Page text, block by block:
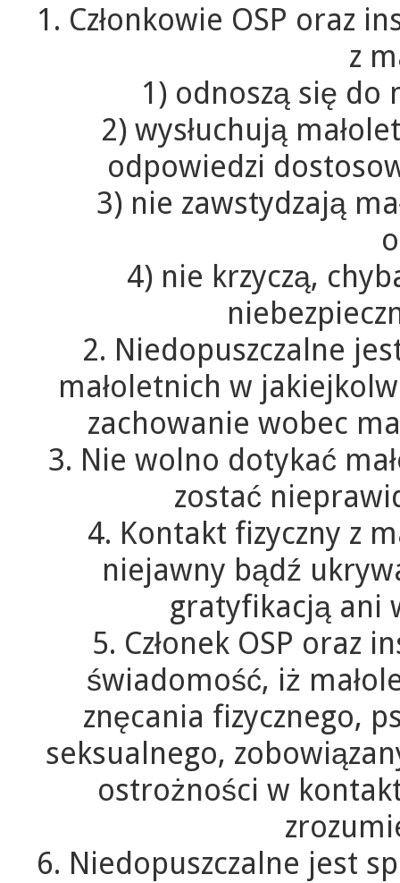
1. Członkowie OSP oraz
z
1) odnoszą się do
2) wysłuchują
odpowiedzi
3) nie zawstydzają
4) nie krzyczą,
2. Niedopuszczalne
małoletnich w
zachowanie wobec
3. Nie wolno dotykać
zostać
4. Kontakt fizyczny z
niejawny bądź
gratyfikacją ani
5. Członek OSP oraz
świadomość, iż
znęcania fizycznego,
seksualnego,
ostrożności w
6. Niedopuszczalne jest